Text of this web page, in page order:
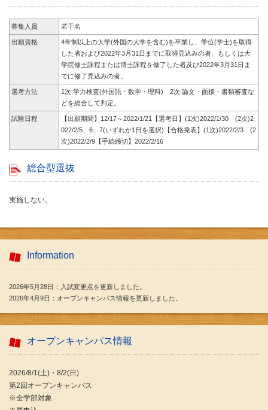
募集人員 若干名
出願資格
4年制以上の大学(外国の大学を含む)を卒業し、学位(学士)を取得
した者および2022年3月31日までに取得見込みの者、もしくは大
学院修士課程または博士課程を修了した者及び2022年3月31日ま
でに修了見込みの者。
選考方法
1次:学力検査(外国語・数学・理科) 2次:論文・面接・書類審査な
どを総合して判定。
試験日程
【出願期間】12/17～2022/1/21【選考日】(1次)2022/1/30 (2次)2
022/2/5、6、7(いずれか1日を選択)【合格発表】(1次)2022/2/3 (2
次)2022/2/9【手続締切】2022/2/16
総合型選抜
実施しない。
Information
2026年5月28日：入試変更点を更新しました。
2026年4月9日：オープンキャンパス情報を更新しました。
オープンキャンパス情報
2026/8/1(土)・8/2(日)
第2回オープンキャンパス
※全学部対象